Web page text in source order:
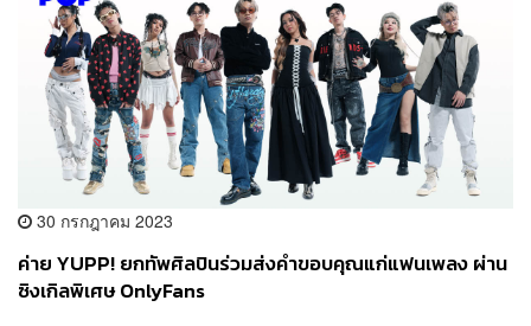
30 กรกฎาคม 2023
ค่าย YUPP! ยกทัพศิลปินร่วมส่งคำขอบคุณแก่แฟนเพลง ผ่าน
ซิงเกิลพิเศษ OnlyFans